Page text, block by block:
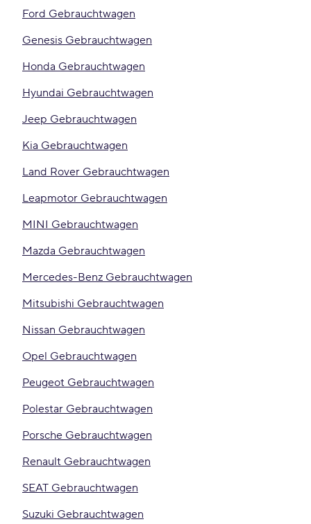
Ford Gebrauchtwagen
Genesis Gebrauchtwagen
Honda Gebrauchtwagen
Hyundai Gebrauchtwagen
Jeep Gebrauchtwagen
Kia Gebrauchtwagen
Land Rover Gebrauchtwagen
Leapmotor Gebrauchtwagen
MINI Gebrauchtwagen
Mazda Gebrauchtwagen
Mercedes-Benz Gebrauchtwagen
Mitsubishi Gebrauchtwagen
Nissan Gebrauchtwagen
Opel Gebrauchtwagen
Peugeot Gebrauchtwagen
Polestar Gebrauchtwagen
Porsche Gebrauchtwagen
Renault Gebrauchtwagen
SEAT Gebrauchtwagen
Suzuki Gebrauchtwagen